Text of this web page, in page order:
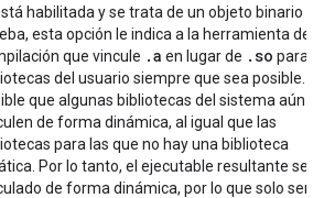
habilitada y se trata de un objeto binario o
esta opción le indica a la herramienta de
que vincule .a en lugar de .so para
del usuario siempre que sea posible. Es
que algunas bibliotecas del sistema aún se
de forma dinámica, al igual que las
para las que no hay una biblioteca
Por lo tanto, el ejecutable resultante
de forma dinámica, por lo que solo será